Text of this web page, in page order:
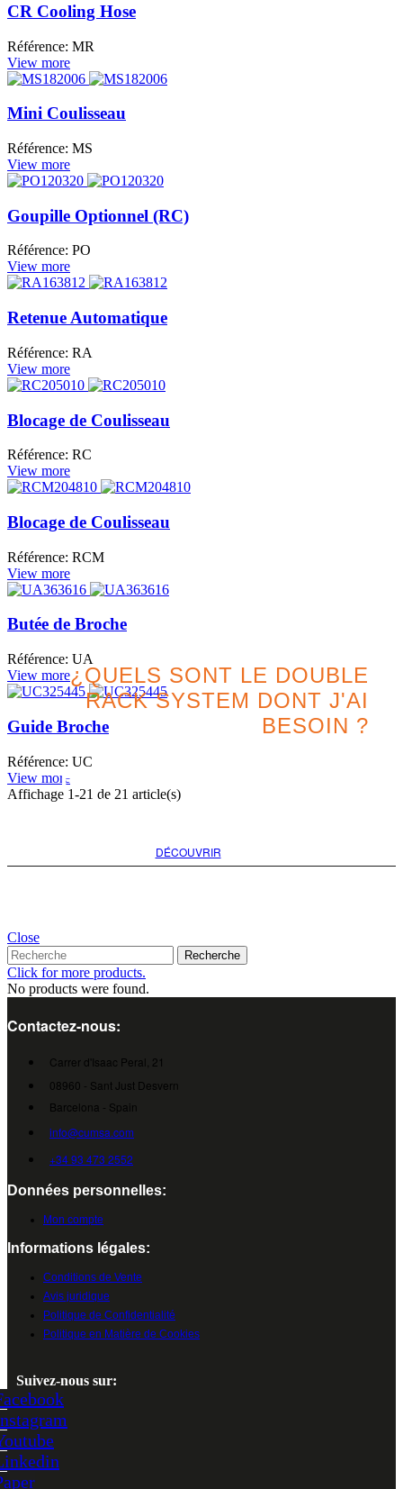
CR Cooling Hose
Référence: MR
View more
Mini Coulisseau
Référence: MS
View more
Goupille Optionnel (RC)
Référence: PO
View more
Retenue Automatique
Référence: RA
View more
Blocage de Coulisseau
Référence: RC
View more
Blocage de Coulisseau
Référence: RCM
View more
Butée de Broche
Référence: UA
View more
Guide Broche
Référence: UC
View more
Affichage 1-21 de 21 article(s)
¿QUELS SONT LE DOUBLE
RACK SYSTEM DONT J'AI
BESOIN ?
Recherchez la meilleure
option pour votre projet
DÉCOUVRIR
Close
Recherche
Click for more products.
No products were found.
Contactez-nous:
Carrer d'Isaac Peral, 21
08960 - Sant Just Desvern
Barcelona - Spain
info@cumsa.com
+34 93 473 2552
Données personnelles:
Mon compte
Informations légales:
Conditions de Vente
Avis juridique
Politique de Confidentialité
Politique en Matière de Cookies
Suivez-nous sur: